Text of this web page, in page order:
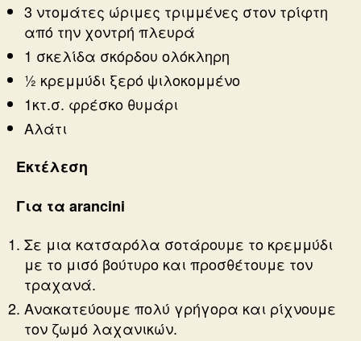
3 ντομάτες ώριμες τριμμένες στον τρίφτη
από την χοντρή πλευρά
1 σκελίδα σκόρδου ολόκληρη
½ κρεμμύδι ξερό ψιλοκομμένο
1κτ.σ. φρέσκο θυμάρι
Αλάτι
Εκτέλεση
Για τα arancini
Σε μια κατσαρόλα σοτάρουμε το κρεμμύδι
με το μισό βούτυρο και προσθέτουμε τον
τραχανά.
Ανακατεύουμε πολύ γρήγορα και ρίχνουμε
τον ζωμό λαχανικών.